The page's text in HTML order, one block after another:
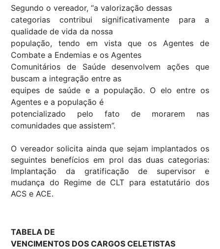
Segundo o vereador, “a valorização dessas
categorias contribui significativamente para a
qualidade de vida da nossa
população, tendo em vista que os Agentes de
Combate a Endemias e os Agentes
Comunitários de Saúde desenvolvem ações que
buscam a integração entre as
equipes de saúde e a população. O elo entre os
Agentes e a população é
potencializado pelo fato de morarem nas
comunidades que assistem”.
O vereador solicita ainda que sejam implantados os
seguintes benefícios em prol das duas categorias:
Implantação da gratificação de supervisor e
mudança do Regime de CLT para estatutário dos
ACS e ACE.
TABELA DE
VENCIMENTOS DOS CARGOS CELETISTAS